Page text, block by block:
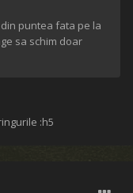
puntea fata pe la
sa schim doar
:h5